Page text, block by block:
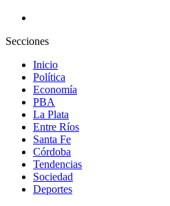
Secciones
Inicio
Política
Economía
PBA
La Plata
Entre Ríos
Santa Fe
Córdoba
Tendencias
Sociedad
Deportes